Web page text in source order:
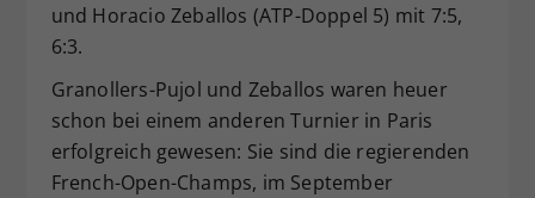
und Horacio Zeballos (ATP-Doppel 5) mit 7:5,
6:3.
Granollers-Pujol und Zeballos waren heuer
schon bei einem anderen Turnier in Paris
erfolgreich gewesen: Sie sind die regierenden
French-Open-Champs, im September